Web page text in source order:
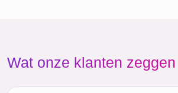
Wat onze klanten zeggen